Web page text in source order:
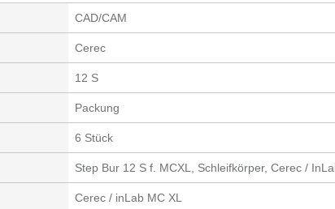
CAD/CAM
Cerec
12 S
Packung
6 Stück
Step Bur 12 S f. MCXL, Schleifkörper, Cerec /
Cerec / inLab MC XL